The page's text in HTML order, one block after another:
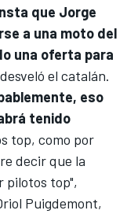
que Jorge
a una moto del
una oferta para
el catalán.
eso
tenido
top, como por
decir que la
pilotos top",
Puigdemont,